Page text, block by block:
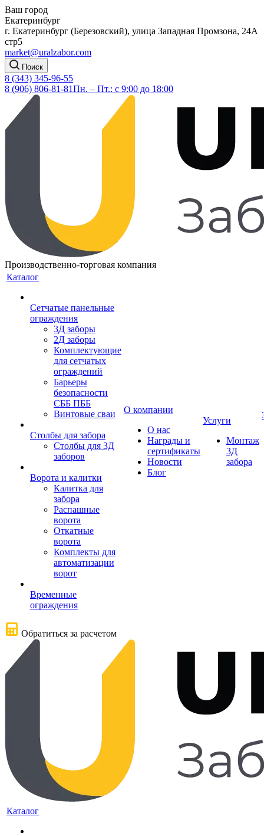
Ваш город
Екатеринбург
г. Екатеринбург (Березовский), улица Западная Промзона, 24А
стр5
market@uralzabor.com
Поиск
8 (343) 345-96-55
8 (906) 806-81-81Пн. – Пт.: с 9:00 до 18:00
Производственно-торговая компания
Каталог
Сетчатые панельные
ограждения
3Д заборы
2Д заборы
Комплектующие
для сетчатых
ограждений
Барьеры
безопасности
СББ ПББ
Винтовые сваи
Столбы для забора
Столбы для 3Д
заборов
Ворота и калитки
Калитка для
забора
Распашные
ворота
Откатные
ворота
Комплекты для
автоматизации
ворот
Временные
ограждения
О компании
О нас
Награды и
сертификаты
Новости
Блог
Услуги
Монтаж
3Д
забора
Обратиться за расчетом
Каталог